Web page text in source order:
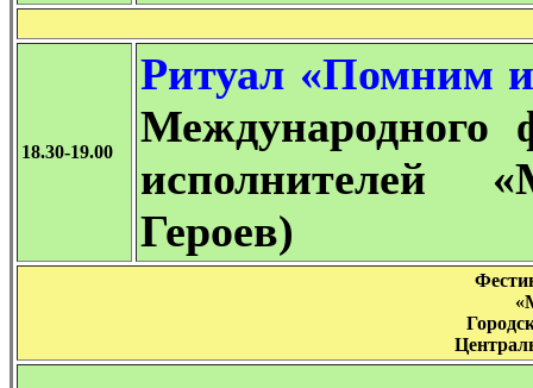
18.30-19.00
Ритуал «Помним
Международного
исполнителей
Героев)